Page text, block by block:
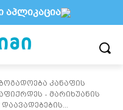
კანაფის
- მარიხუანის
აპლიკაცია